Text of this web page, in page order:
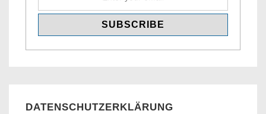
DATENSCHUTZERKLÄRUNG